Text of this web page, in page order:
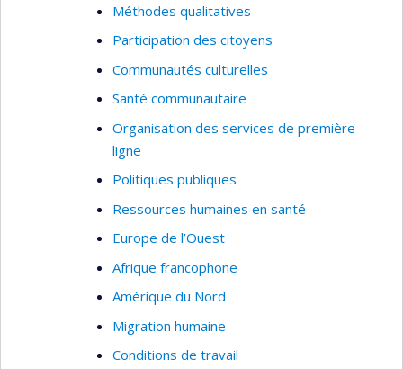
Méthodes qualitatives
Participation des citoyens
Communautés culturelles
Santé communautaire
Organisation des services de première
ligne
Politiques publiques
Ressources humaines en santé
Europe de l’Ouest
Afrique francophone
Amérique du Nord
Migration humaine
Conditions de travail